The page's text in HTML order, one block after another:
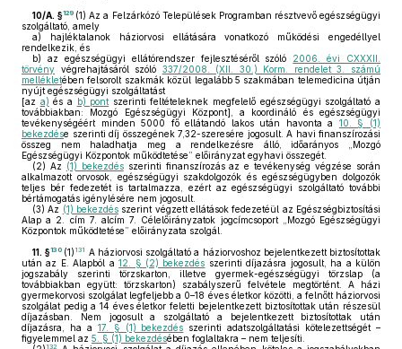
10/A. §129 (1) Az a Felzárkózó Települések Programban résztvevő egészségügyi
szolgáltató, amely
a) hajléktalanok háziorvosi ellátására vonatkozó működési engedéllyel
rendelkezik, és
b) az egészségügyi ellátórendszer fejlesztéséről szóló 2006. évi CXXXII.
törvény végrehajtásáról szóló 337/2008. (XII. 30.) Korm. rendelet 3. számú
mellékletében felsorolt szakmák közül legalább 5 szakmában telemedicina útján
nyújt egészségügyi szolgáltatást
[az a) és a b) pont szerinti feltételeknek megfelelő egészségügyi szolgáltató a
továbbiakban: Mozgó Egészségügyi Központ], a koordináló és egészségügyi
tevékenységéért minden 5000 fő ellátandó lakos után havonta a 10. § (1)
bekezdése szerinti díj összegének 7,32-szeresére jogosult. A havi finanszírozási
összeg nem haladhatja meg a rendelkezésre álló, időarányos „Mozgó
Egészségügyi Központok működtetése” előirányzat egyhavi összegét.
(2) Az (1) bekezdésszerinti finanszírozás az e tevékenység végzése során
alkalmazott orvosok, egészségügyi szakdolgozók és egészségügyben dolgozók
teljes bér fedezetét is tartalmazza, ezért az egészségügyi szolgáltató további
bértámogatás igénylésére nem jogosult.
(3) Az (1) bekezdés szerint végzett ellátások fedezetéül az Egészségbiztosítási
Alap a 2. cím 7. alcím 7. Célelőirányzatok jogcímcsoport „Mozgó Egészségügyi
Központok működtetése” előirányzata szolgál.
11. §130 (1) 131 A háziorvosi szolgáltató a háziorvoshoz bejelentkezett biztosítottak
után az E. Alapból a12. § (2) bekezdés szerinti díjazásra jogosult, ha a külön
jogszabály szerinti törzskarton, illetve gyermek-egészségügyi törzslap (a
továbbiakban együtt: törzskarton) szabályszerű felvétele megtörtént. A házi
gyermekorvosi szolgálat legfeljebb a 0–18 éves életkor közötti, a felnőtt háziorvosi
szolgálat pedig a 14 éves életkor feletti bejelentkezett biztosítottak után részesül
díjazásban. Nem jogosult a szolgáltató a bejelentkezett biztosítottak után
díjazásra, ha a 17. § (1) bekezdés szerinti adatszolgáltatási kötelezettségét –
figyelemmel az 5. § (1) bekezdésében foglaltakra – nem teljesíti.
132